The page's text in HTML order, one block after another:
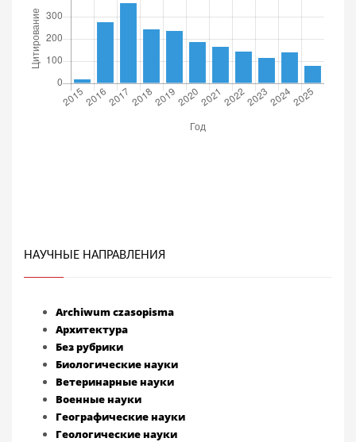
НАУЧНЫЕ НАПРАВЛЕНИЯ
Archiwum czasopisma
Архитектура
Без рубрики
Биологические науки
Ветеринарные науки
Военные науки
Географические науки
Геологические науки